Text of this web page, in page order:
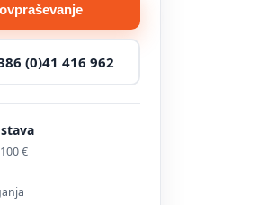
(0)41 416 962
€